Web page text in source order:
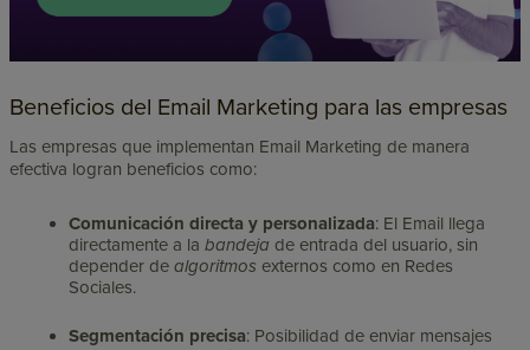
Beneficios del Email Marketing para las empresas
Las empresas que implementan Email Marketing de manera
efectiva logran beneficios como:
Comunicación directa y personalizada: El Email llega
directamente a labandeja de entrada del usuario, sin
depender dealgoritmos externos como en Redes
Sociales.
Segmentación precisa: Posibilidad de enviar mensajes